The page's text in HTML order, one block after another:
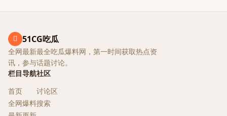
51CG吃瓜
全网最新最全吃瓜爆料网，第一时间获取热点资
讯，参与话题讨论。
栏目导航
首页
全网爆料
社区
讨论区
搜索